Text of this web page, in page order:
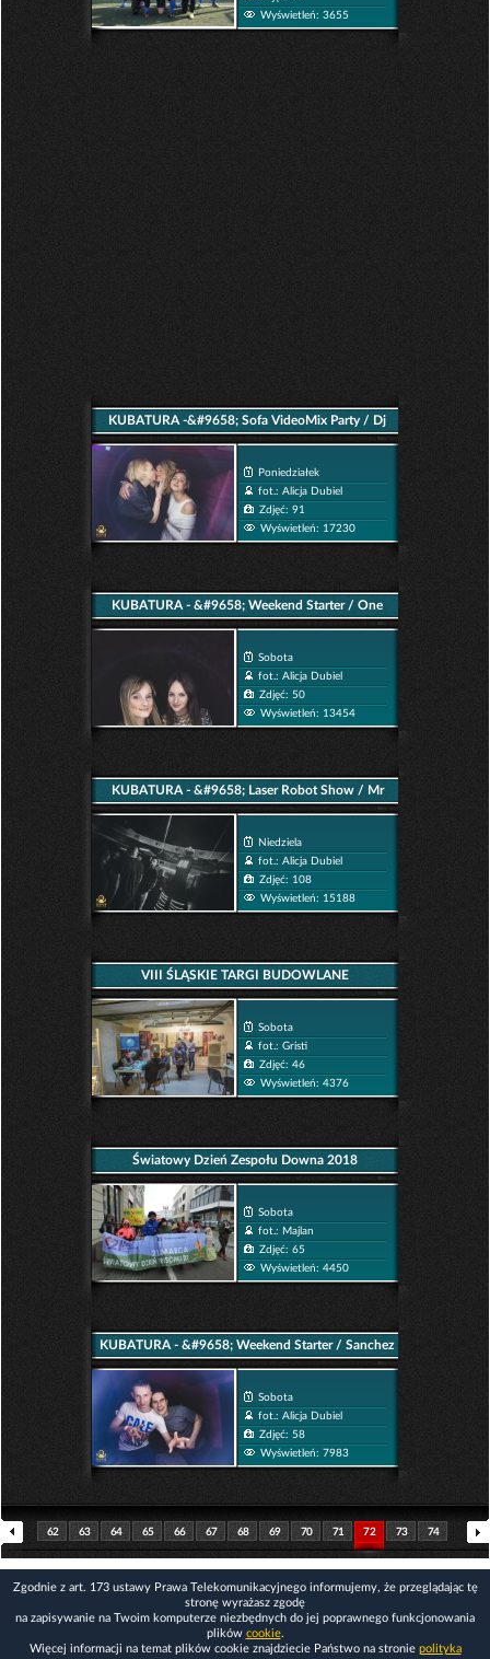
Wyświetleń: 3655
KUBATURA -&#9658; Sofa VideoMix Party / Dj
Zwariował f. Wytrawni Gracze
Poniedziałek
fot.: Alicja Dubiel
Zdjęć: 91
Wyświetleń: 17230
KUBATURA - &#9658; Weekend Starter / One
Sobota
fot.: Alicja Dubiel
Zdjęć: 50
Wyświetleń: 13454
KUBATURA - &#9658; Laser Robot Show / Mr
Niedziela
fot.: Alicja Dubiel
Zdjęć: 108
Wyświetleń: 15188
VIII ŚLĄSKIE TARGI BUDOWLANE
Sobota
fot.: Gristi
Zdjęć: 46
Wyświetleń: 4376
Światowy Dzień Zespołu Downa 2018
Sobota
fot.: Majlan
Zdjęć: 65
Wyświetleń: 4450
KUBATURA - &#9658; Weekend Starter / Sanchez
En Vivo
Sobota
fot.: Alicja Dubiel
Zdjęć: 58
Wyświetleń: 7983
62 63 64 65 66 67 68 69 70 71 72 73 74
Zgodnie z art. 173 ustawy Prawa Telekomunikacyjnego informujemy, że przeglądając tę
stronę wyrażasz zgodę
na zapisywanie na Twoim komputerze niezbędnych do jej poprawnego funkcjonowania
plików cookie.
Więcej informacji na temat plików cookie znajdziecie Państwo na stronie polityka